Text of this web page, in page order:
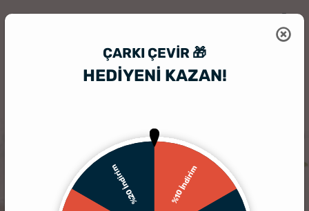
ÇARKI ÇEVIR 🎁
HEDİYENİ KAZAN!
%10 İndirim
%20 İndirim